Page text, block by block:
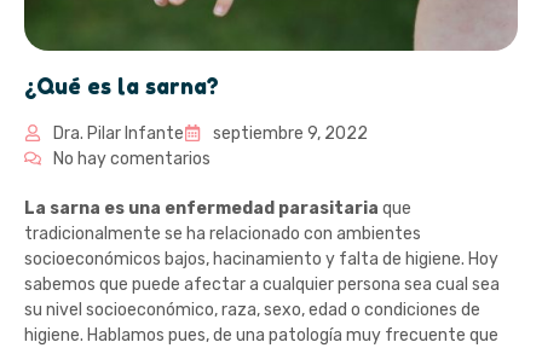
¿Qué es la sarna?
Dra. Pilar Infante
septiembre 9, 2022
No hay comentarios
La sarna es una enfermedad parasitaria que
tradicionalmente se ha relacionado con ambientes
socioeconómicos bajos, hacinamiento y falta de higiene. Hoy
sabemos que puede afectar a cualquier persona sea cual sea
su nivel socioeconómico, raza, sexo, edad o condiciones de
higiene. Hablamos pues, de una patología muy frecuente que